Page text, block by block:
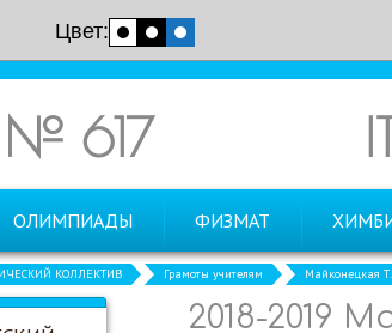
Цвет:
№ 617
ОЛИМПИАДЫ ФИЗМАТ
КОЛЛЕКТИВ Грамоты учителям Майконецкая
2018-2019